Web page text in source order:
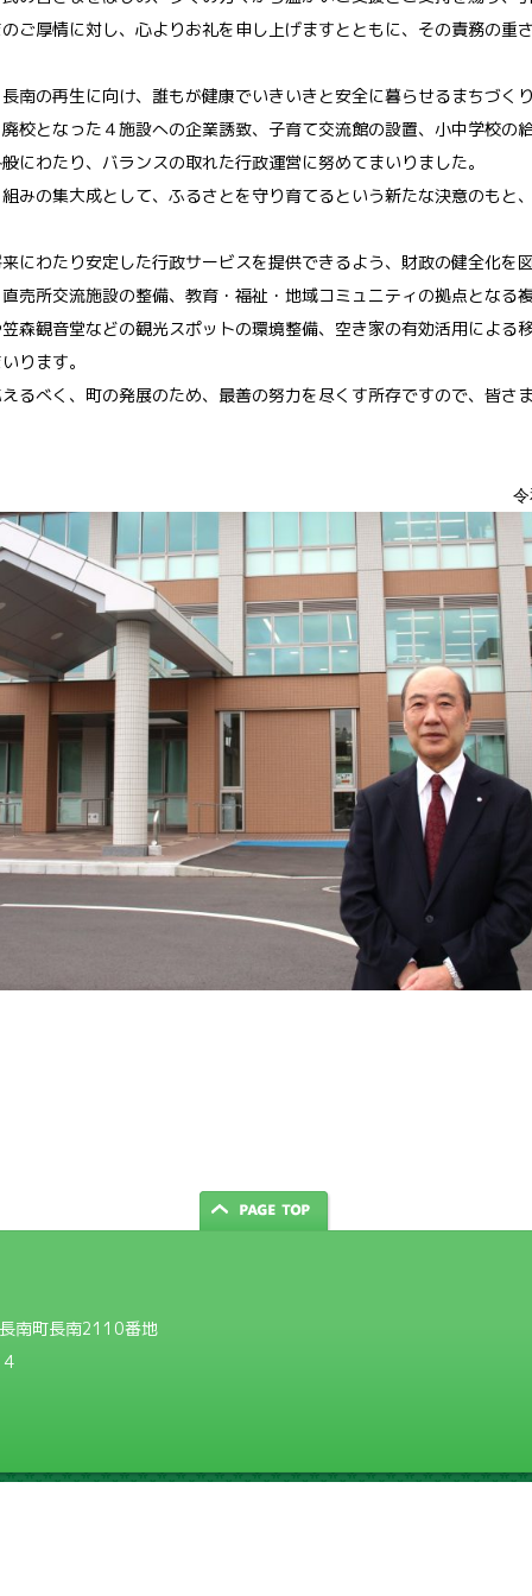
ご厚情に対し、心よりお礼を申し上げますとともに、その責務の重
の再生に向け、誰もが健康でいきいきと安全に暮らせるまちづく
校となった４施設への企業誘致、子育て交流館の設置、小中学校の
にわたり、バランスの取れた行政運営に努めてまいりました。
の集大成として、ふるさとを守り育てるという新たな決意のもと
わたり安定した行政サービスを提供できるよう、財政の健全化を
売所交流施設の整備、教育・福祉・地域コミュニティの拠点となる
森観音堂などの観光スポットの環境整備、空き家の有効活用による
ります。
べく、町の発展のため、最善の努力を尽くす所存ですので、皆さ
南町長南2110番地